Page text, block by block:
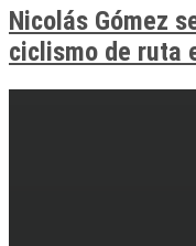
Nicolás Gómez
ciclismo de ruta